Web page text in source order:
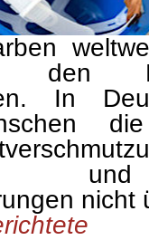
den
In
nicht